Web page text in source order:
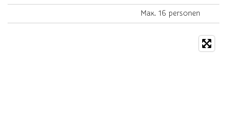
Max. 16 personen